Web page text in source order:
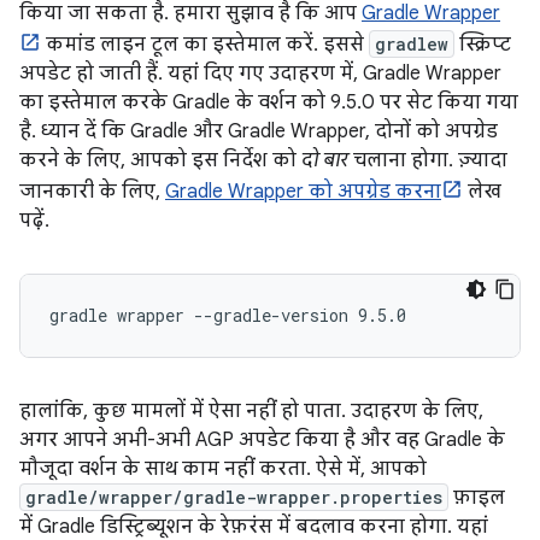
किया जा सकता है. हमारा सुझाव है कि आप Gradle Wrapper
कमांड लाइन टूल का इस्तेमाल करें. इससे gradlew स्क्रिप्ट
अपडेट हो जाती हैं. यहां दिए गए उदाहरण में, Gradle Wrapper
का इस्तेमाल करके Gradle के वर्शन को 9.5.0 पर सेट किया गया
है. ध्यान दें कि Gradle और Gradle Wrapper, दोनों को अपग्रेड
करने के लिए, आपको इस निर्देश को दो बारचलाना होगा. ज़्यादा
जानकारी के लिए, Gradle Wrapper को अपग्रेड करना
लेख
पढ़ें.
हालांकि, कुछ मामलों में ऐसा नहीं हो पाता. उदाहरण के लिए,
अगर आपने अभी-अभी AGP अपडेट किया है और वह Gradle के
मौजूदा वर्शन के साथ काम नहीं करता. ऐसे में, आपको
gradle/wrapper/gradle-wrapper.properties फ़ाइल
में Gradle डिस्ट्रिब्यूशन के रेफ़रंस में बदलाव करना होगा. यहां